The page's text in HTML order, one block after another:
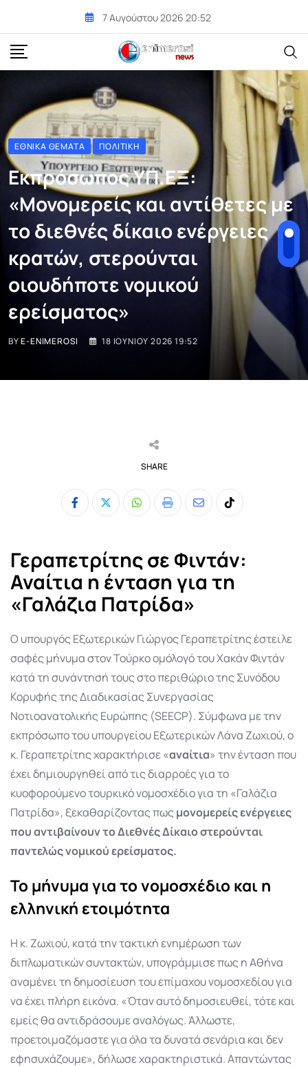
content
7 Αυγούστου 2026 20:52
ΕΘΝΙΚΆ ΘΈΜΑΤΑ ΠΟΛΙΤΙΚΉ
Εκπρόσωπος ΥΠ.ΕΞ:
«Μονομερείς και αντίθετες με
το διεθνές δίκαιο ενέργειες
κρατών, στερούνται
οιουδήποτε νομικού
ερείσματος»
BYE-ENIMEROSI 18 ΙΟΥΝΊΟΥ 2026 19:52
SHARE
Whatsapp
Print
Share
Email
Tiktok
Γεραπετρίτης σε Φιντάν:
Αναίτια η ένταση για τη
«Γαλάζια Πατρίδα»
Ο υπουργός Εξωτερικών Γιώργος Γεραπετρίτης έστειλε
σαφές μήνυμα στον Τούρκο ομόλογό του Χακάν Φιντάν
κατά τη συνάντησή τους στο περιθώριο της Συνόδου
Κορυφής της Διαδικασίας Συνεργασίας
Νοτιοανατολικής Ευρώπης (SEECP). Σύμφωνα με την
εκπρόσωπο του υπουργείου Εξωτερικών Λάνα Ζωχιού, ο
κ. Γεραπετρίτης χαρακτήρισε «αναίτια» την ένταση που
έχει δημιουργηθεί από τις διαρροές για το
κυοφορούμενο τουρκικό νομοσχέδιο για τη «Γαλάζια
Πατρίδα», ξεκαθαρίζοντας πως μονομερείς ενέργειες
που αντιβαίνουν το Διεθνές Δίκαιο στερούνται
παντελώς νομικού ερείσματος.
Το μήνυμα για το νομοσχέδιο και η
ελληνική ετοιμότητα
Η κ. Ζωχιού, κατά την τακτική ενημέρωση των
διπλωματικών συντακτών, υπογράμμισε πως η Αθήνα
αναμένει τη δημοσίευση του επίμαχου νομοσχεδίου για
να έχει πλήρη εικόνα. «Όταν αυτό δημοσιευθεί, τότε και
εμείς θα αντιδράσουμε αναλόγως. Άλλωστε,
προετοιμαζόμαστε για όλα τα δυνατά σενάρια και δεν
εφησυχάζουμε», δήλωσε χαρακτηριστικά. Απαντώντας